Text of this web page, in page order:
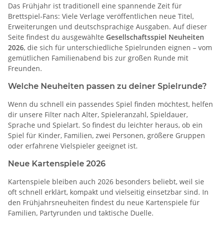
Das Frühjahr ist traditionell eine spannende Zeit für
Brettspiel-Fans: Viele Verlage veröffentlichen neue Titel,
Erweiterungen und deutschsprachige Ausgaben. Auf dieser
Seite findest du ausgewählte Gesellschaftsspiel Neuheiten
2026, die sich für unterschiedliche Spielrunden eignen – vom
gemütlichen Familienabend bis zur großen Runde mit
Freunden.
Welche Neuheiten passen zu deiner Spielrunde?
Wenn du schnell ein passendes Spiel finden möchtest, helfen
dir unsere Filter nach Alter, Spieleranzahl, Spieldauer,
Sprache und Spielart. So findest du leichter heraus, ob ein
Spiel für Kinder, Familien, zwei Personen, größere Gruppen
oder erfahrene Vielspieler geeignet ist.
Neue Kartenspiele 2026
Kartenspiele bleiben auch 2026 besonders beliebt, weil sie
oft schnell erklärt, kompakt und vielseitig einsetzbar sind. In
den Frühjahrsneuheiten findest du neue Kartenspiele für
Familien, Partyrunden und taktische Duelle.